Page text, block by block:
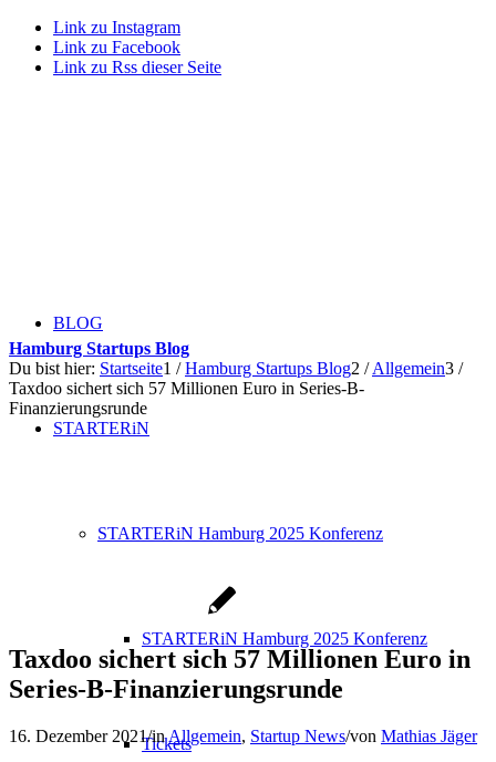
Link zu Instagram
Link zu Facebook
Link zu Rss dieser Seite
BLOG
STARTERiN
STARTERiN Hamburg 2025 Konferenz
STARTERiN Hamburg 2025 Konferenz
Tickets
Hamburg Startups Blog
Du bist hier: Startseite1 / Hamburg Startups Blog2 / Allgemein3 /
Taxdoo sichert sich 57 Millionen Euro in Series-B-
Finanzierungsrunde
Taxdoo sichert sich 57 Millionen Euro in
Series-B-Finanzierungsrunde
16. Dezember 2021/inAllgemein, Startup News/von Mathias Jäger